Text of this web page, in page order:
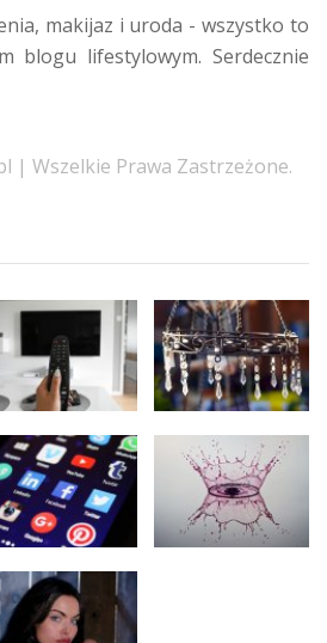
makijaz i uroda - wszystko to
blogu lifestylowym. Serdecznie
| Wszelkie Prawa Zastrzeżone.